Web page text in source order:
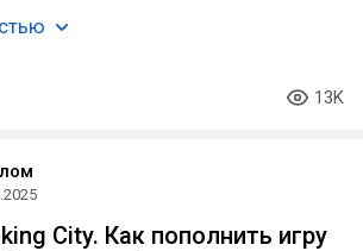
13K
City. Как пополнить игру